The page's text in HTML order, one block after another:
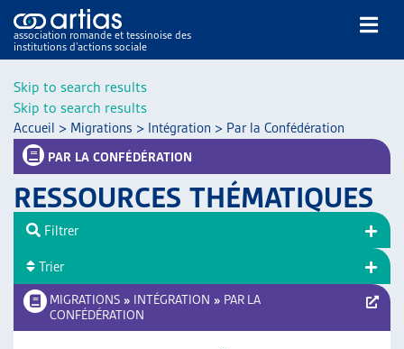
Skip to search results
Skip to search results
association romande et tessinoise des
institutions d’actions sociale
NOS PUBLICATIONS
DOSSIERS DU MOIS
VEILLE
RESSOURCES
Accueil > Migrations > Intégration > Par la Confédération
PAR LA CONFÉDÉRATION
RESSOURCES THÉMATIQUES
MIGRATIONS » INTÉGRATION » PAR LA
CONFÉDÉRATION
Filtrer
Trier